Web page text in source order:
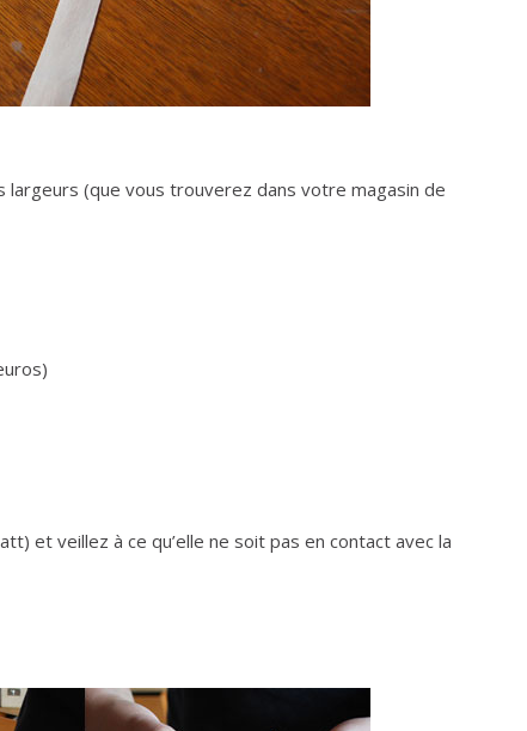
(que vous trouverez dans votre magasin de
et veillez à ce qu’elle ne soit pas en contact avec la